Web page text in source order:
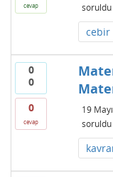
cevap
soruldu
cebir
0
0
0
cevap
19
soruldu